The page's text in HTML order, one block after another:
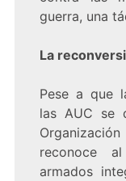
guerra, una
La
Pese a que
las AUC se
reconoce
armados